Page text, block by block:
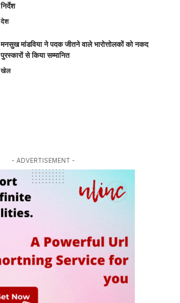
निर्देश
देश
मनसुख मांडविया ने पदक जीतने वाले भारोत्तोलकों को नकद
पुरस्कारों से किया सम्मानित
खेल
- ADVERTISEMENT -